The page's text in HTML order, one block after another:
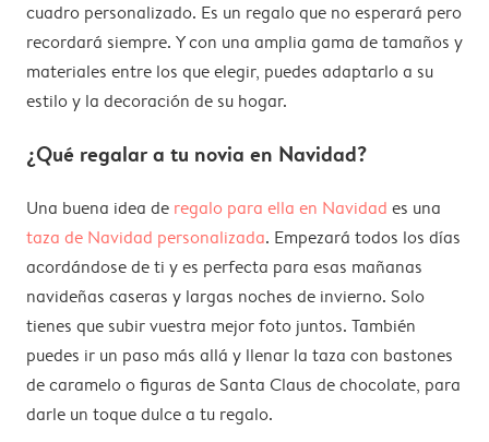
cuadro personalizado. Es un regalo que no esperará pero
recordará siempre. Y con una amplia gama de tamaños y
materiales entre los que elegir, puedes adaptarlo a su
estilo y la decoración de su hogar.
¿Qué regalar a tu novia en Navidad?
Una buena idea de regalo para ella en Navidad es una
taza de Navidad personalizada. Empezará todos los días
acordándose de ti y es perfecta para esas mañanas
navideñas caseras y largas noches de invierno. Solo
tienes que subir vuestra mejor foto juntos. También
puedes ir un paso más allá y llenar la taza con bastones
de caramelo o figuras de Santa Claus de chocolate, para
darle un toque dulce a tu regalo.